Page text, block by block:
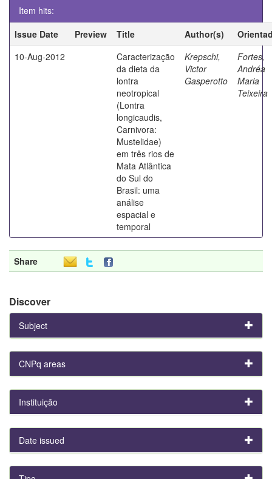
Item hits:
Issue Date
Preview Title Author(s)
10-Aug-2012
Caracterização
da dieta da
lontra
neotropical
(Lontra
longicaudis,
Carnivora:
Mustelidae)
em três rios de
Mata Atlântica
do Sul do
Brasil: uma
análise
espacial e
temporal
Krepschi,
Victor
Gasperotto
Fortes,
Andréa
Maria
Teixeira
Share
Discover
Subject
CNPq areas
Instituição
Date issued